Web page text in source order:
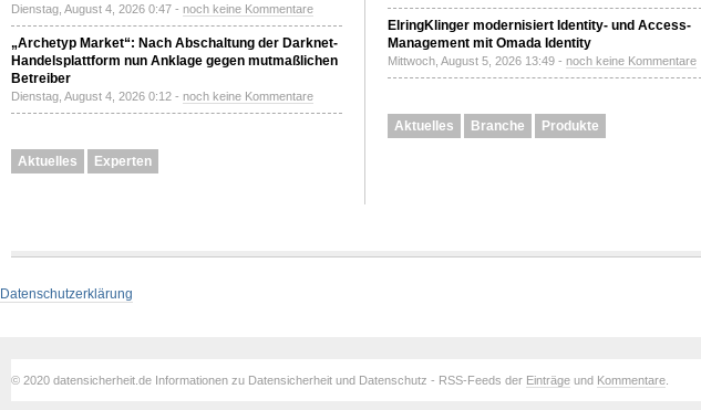
Dienstag, August 4, 2026 0:47 - noch keine Kommentare
„Archetyp Market“: Nach Abschaltung der Darknet-
Handelsplattform nun Anklage gegen mutmaßlichen
Betreiber
Dienstag, August 4, 2026 0:12 - noch keine Kommentare
Aktuelles Experten
ElringKlinger modernisiert Identity- und Access-
Management mit Omada Identity
Mittwoch, August 5, 2026 13:49 - noch keine Kommentare
Aktuelles Branche Produkte
Datenschutzerklärung
© 2020 datensicherheit.de Informationen zu Datensicherheit und Datenschutz - RSS-Feeds der Einträge und Kommentare